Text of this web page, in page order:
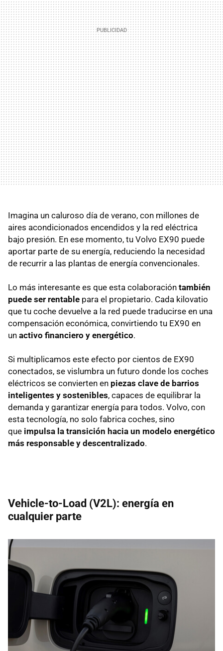
Imagina un caluroso día de verano, con millones de
aires acondicionados encendidos y la red eléctrica
bajo presión. En ese momento, tu Volvo EX90 puede
aportar parte de su energía, reduciendo la necesidad
de recurrir a las plantas de energía convencionales.
Lo más interesante es que esta colaboración también
puede ser rentable para el propietario. Cada kilovatio
que tu coche devuelve a la red puede traducirse en una
compensación económica, convirtiendo tu EX90 en
un activo financiero y energético.
Si multiplicamos este efecto por cientos de EX90
conectados, se vislumbra un futuro donde los coches
eléctricos se convierten en piezas clave de barrios
inteligentes y sostenibles, capaces de equilibrar la
demanda y garantizar energía para todos. Volvo, con
esta tecnología, no solo fabrica coches, sino
que impulsa la transición hacia un modelo energético
más responsable y descentralizado.
Vehicle-to-Load (V2L): energía en
cualquier parte